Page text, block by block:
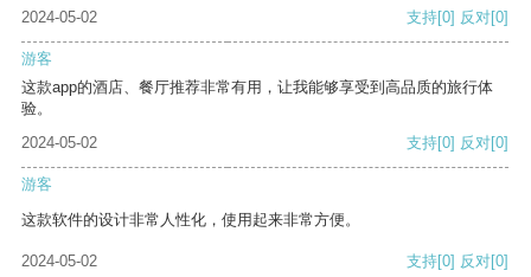
2024-05-02 支持[0] 反对[0]
游客
这款app的酒店、餐厅推荐非常有用，让我能够享受到高品质的旅行体
验。
2024-05-02
支持[0] 反对[0]
游客
这款软件的设计非常人性化，使用起来非常方便。
2024-05-02 支持[0] 反对[0]